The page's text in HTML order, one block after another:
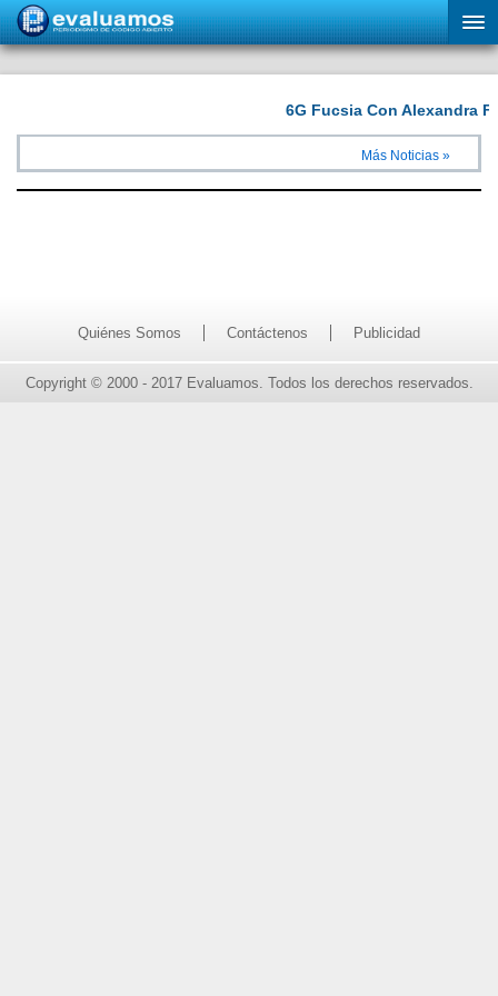
Más Noticias »
Quiénes Somos Contáctenos Publicidad
Copyright © 2000 - 2017 Evaluamos. Todos los derechos reservados.